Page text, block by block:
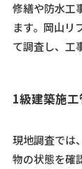
修繕や防水工
ます。岡山リ
て調査し、工
1級建築施
現地調査では
物の状態を確